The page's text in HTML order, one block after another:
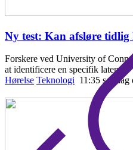
Ny test: Kan afsløre tidlig
Forskere ved University of
at identificere en specifik laten
Hørelse Teknologi 11:35